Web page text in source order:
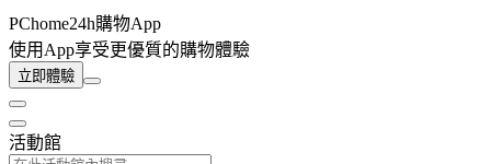
PChome24h購物App
使用App享受更優質的購物體驗
立即體驗
活動館